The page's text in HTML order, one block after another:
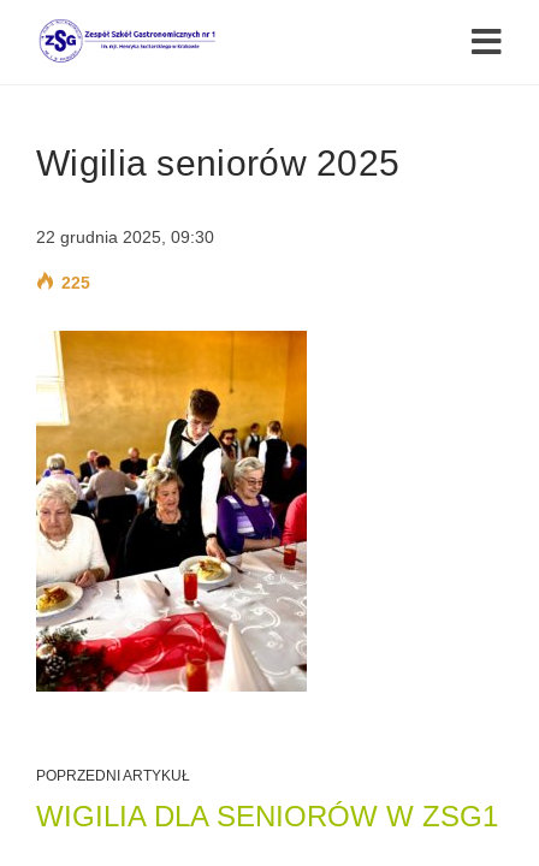
Wigilia seniorów 2025
22 grudnia 2025, 09:30
225
POPRZEDNI ARTYKUŁ
WIGILIA DLA SENIORÓW W ZSG1